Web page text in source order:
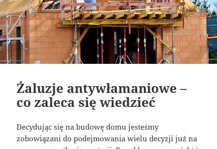
Żaluzje antywłamaniowe –
co zaleca się wiedzieć
Decydując się na budowę domu jesteśmy
zobowiązani do podejmowania wielu decyzji już na